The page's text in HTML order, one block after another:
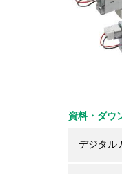
資料・ダウ
デジタル